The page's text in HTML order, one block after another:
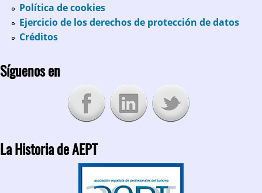
Política de cookies
Ejercicio de los derechos de protección de datos
Créditos
Síguenos en
La Historia de AEPT